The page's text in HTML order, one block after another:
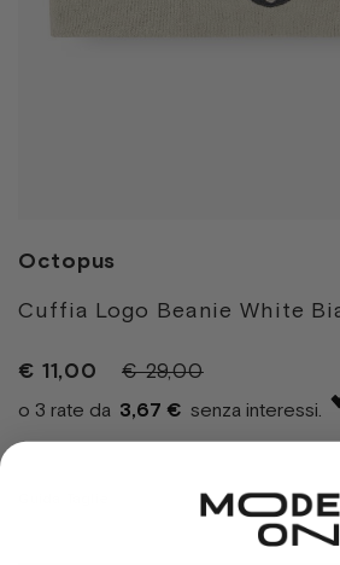
Octopus
Cuffia Logo Beanie White
€ 29,00
€ 11,00
3,67 €